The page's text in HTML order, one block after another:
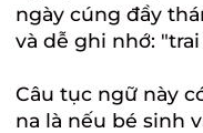
ngày cúng đầy
và dễ ghi nhớ:
Câu tục ngữ này
na là nếu bé sinh